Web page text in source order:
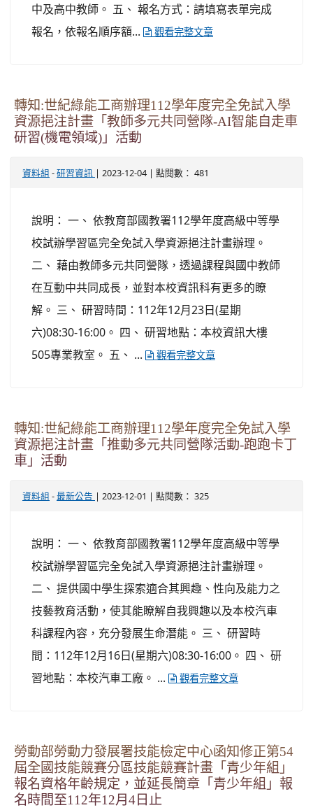
中及高中教師。 五、 報名方式：請填寫表單完成
報名，依報名順序額...
觀看完整文章
轉知:世紀綠能工商辦理112學年度完全免試入學
資源挹注計畫「教師多元共同營隊-AI智能自走車
研習(機電領域)」活動
資料組 - 研習資訊 | 2023-12-04 | 點閱數： 481
說明： 一、 依教育部國教署112學年度高級中等學
校試辦學習區完全免試入學資源挹注計畫辦理。
二、 藉由教師多元共同營隊，透過課程與國中教師
在互動中共同成長，並對本校資訊科有更多的瞭
解。 三、 研習時間：112年12月23日(星期
六)08:30-16:00。 四、 研習地點：本校資訊大樓
505專業教室。 五、 ...
觀看完整文章
轉知:世紀綠能工商辦理112學年度完全免試入學
資源挹注計畫「推動多元共同營隊活動-跑跑卡丁
車」活動
資料組 - 最新公告 | 2023-12-01 | 點閱數： 325
說明： 一、 依教育部國教署112學年度高級中等學
校試辦學習區完全免試入學資源挹注計畫辦理。
二、 提供國中學生探索適合其興趣、性向及能力之
技藝教育活動，使其能瞭解自我興趣以及本校汽車
科課程內容，充分發展生命潛能。 三、 研習時
間：112年12月16日(星期六)08:30-16:00。 四、 研
習地點：本校汽車工廠。 ...
觀看完整文章
勞動部勞動力發展署技能檢定中心函知修正第54
屆全國技能競賽分區技能競賽計畫「青少年組」
報名資格年齡規定，並延長簡章「青少年組」報
名時間至112年12月4日止